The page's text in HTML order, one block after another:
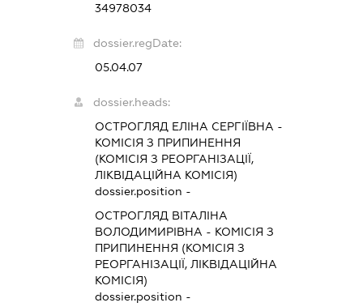
34978034
dossier.regDate:
05.04.07
dossier.heads:
ОСТРОГЛЯД ЕЛІНА СЕРГІЇВНА -
КОМІСІЯ З ПРИПИНЕННЯ
(КОМІСІЯ З РЕОРГАНІЗАЦІЇ,
ЛІКВІДАЦІЙНА КОМІСІЯ)
dossier.position -
ОСТРОГЛЯД ВІТАЛІНА
ВОЛОДИМИРІВНА - КОМІСІЯ З
ПРИПИНЕННЯ (КОМІСІЯ З
РЕОРГАНІЗАЦІЇ, ЛІКВІДАЦІЙНА
КОМІСІЯ)
dossier.position -